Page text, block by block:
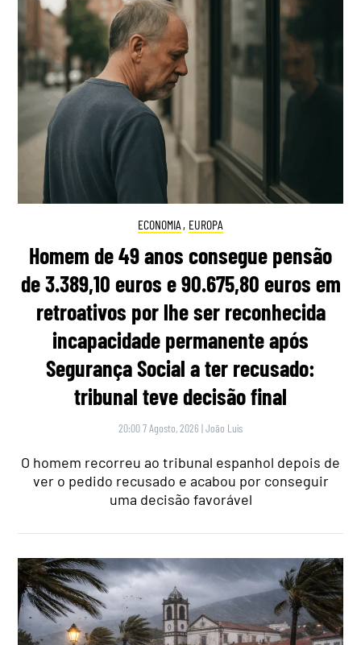
ECONOMIA , EUROPA
Homem de 49 anos consegue pensão
de 3.389,10 euros e 90.675,80 euros em
retroativos por lhe ser reconhecida
incapacidade permanente após
Segurança Social a ter recusado:
tribunal teve decisão final
20:00 7 Agosto, 2026 |João Luís
O homem recorreu ao tribunal espanhol depois de
ver o pedido recusado e acabou por conseguir
uma decisão favorável